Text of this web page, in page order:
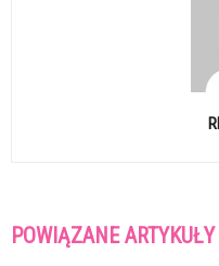
POWIĄZANE ARTYKUŁY